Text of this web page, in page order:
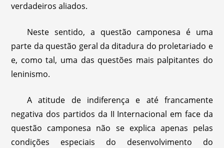
verdadeiros aliados.
Neste sentido, a questão camponesa é uma
parte da questão geral da ditadura do proletariado e
e, como tal, uma das questões mais palpitantes do
leninismo.
A atitude de indiferença e até francamente
negativa dos partidos da II Internacional em face da
questão camponesa não se explica apenas pelas
condições especiais do desenvolvimento do